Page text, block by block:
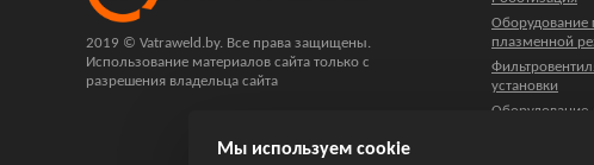
2019 © Vatraweld.by. Все права защищены.
Использование материалов сайта только с
разрешения владельца сайта
Оборудование
плазменной
установки
Оборудование
Мы используем cookie